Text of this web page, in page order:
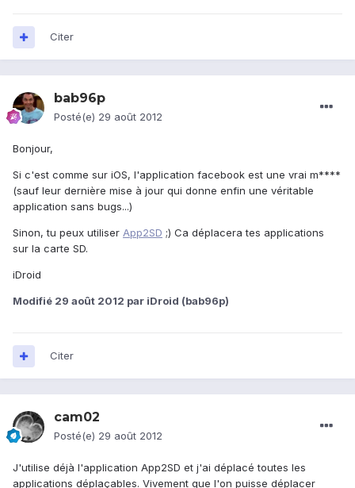
Citer
bab96p
Posté(e) 29 août 2012
Bonjour,
Si c'est comme sur iOS, l'application facebook est une vrai m****
(sauf leur dernière mise à jour qui donne enfin une véritable
application sans bugs...)
Sinon, tu peux utiliser App2SD ;) Ca déplacera tes applications
sur la carte SD.
iDroid
Modifié 29 août 2012 par iDroid (bab96p)
Citer
cam02
Posté(e) 29 août 2012
J'utilise déjà l'application App2SD et j'ai déplacé toutes les
applications déplaçables. Vivement que l'on puisse déplacer